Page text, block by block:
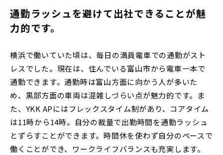
通勤ラッシュを避けて出社できることが魅
力的です。
横浜で働いていた頃は、毎日の満員電車での通勤がスト
レスでした。現在は、住んでいる富山市から電車一本で
通勤できます。通勤時は富山方面に向かう人が多いた
め、黒部方面の車両は混雑しづらい点が魅力的です。ま
た、YKK APにはフレックスタイム制があり、コアタイム
は11時から14時。自分の裁量で出勤時間を通勤ラッシュ
とずらすことができます。時間休を使わず自分のペースで
働くことができ、ワークライフバランスも充実します。